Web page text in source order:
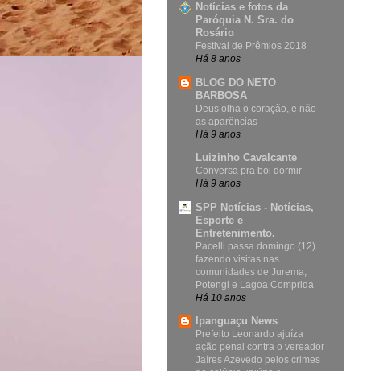
Notícias e fotos da
Paróquia N. Sra. do
Rosário
Festival de Prêmios 2018
Há 8 anos
BLOG DO NETO
BARBOSA
Deus olha o coração, e não
as aparências
Há 9 anos
Luizinho Cavalcante
Conversa pra boi dormir
Há 9 anos
SPP Notícias - Notícias,
Esporte e
Entretenimento.
Pacelli passa domingo (12)
fazendo visitas nas
comunidades de Jurema,
Potengi e Lagoa Comprida
Há 10 anos
Ipanguaçu News
Prefeito Leonardo ajuíza
ação penal contra o vereador
Jaíres Azevedo pelos crimes